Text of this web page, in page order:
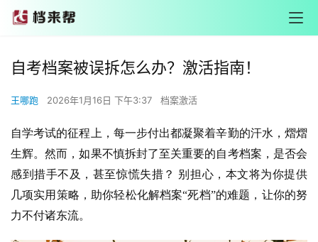
自考档案被误拆怎么办？激活指南！
王哪跑 2026年1月16日 下午3:37 档案激活
自学考试的征程上，每一步付出都凝聚着辛勤的汗水，熠熠
生辉。然而，如果不慎拆封了至关重要的自考档案，是否会
感到措手不及，甚至惊慌失措？ 别担心，本文将为你提供
几项实用策略，助你轻松化解档案“死档”的难题，让你的努
力不付诸东流。